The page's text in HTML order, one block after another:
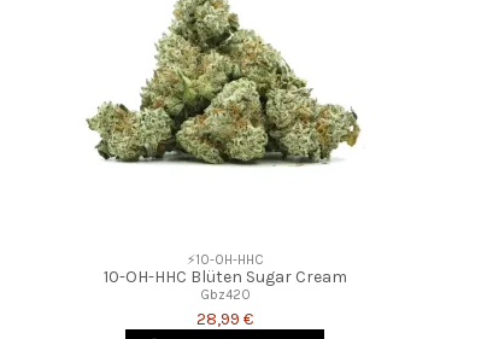
⚡10-OH-HHC
10-OH-HHC Blüten Sugar Cream
Gbz420
28,99 €